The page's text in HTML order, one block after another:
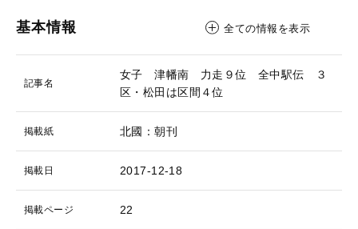
基本情報 全ての情報を表示
記事名
女子 津幡南 力走９位 全中駅伝 ３
区・松田は区間４位
掲載紙 北國：朝刊
掲載日 2017-12-18
掲載ページ 22